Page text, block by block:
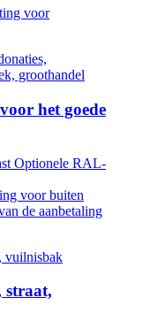
voor
het goede
Optionele RAL-
voor buiten
de aanbetaling